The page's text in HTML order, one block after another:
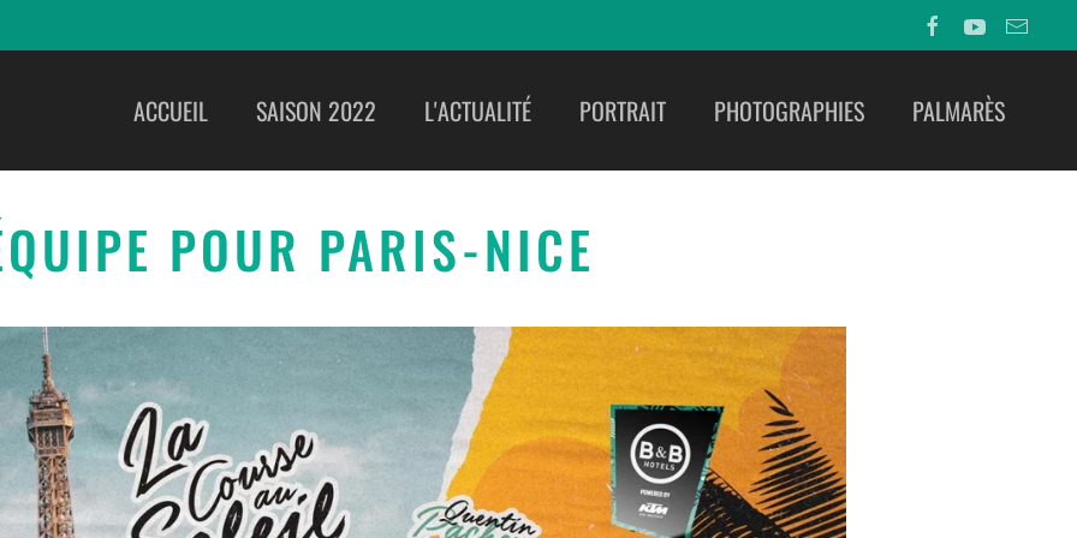
ACCUEIL SAISON 2022 L'ACTUALITÉ PORTRAIT PHOTOGRAPHIES PALMARÈS
POUR PARIS-NICE